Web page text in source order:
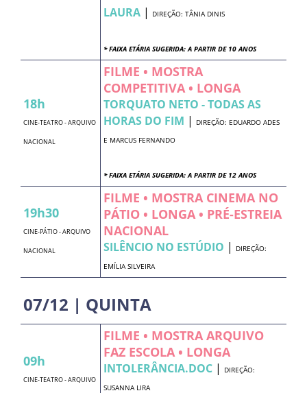
LAURA | DIREÇÃO: TÂNIA DINIS
* FAIXA ETÁRIA SUGERIDA: A PARTIR DE 10 ANOS
18h
CINE-TEATRO - ARQUIVO
NACIONAL
FILME • MOSTRA
COMPETITIVA • LONGA
TORQUATO NETO - TODAS AS
HORAS DO FIM |
DIREÇÃO: EDUARDO ADES
E MARCUS FERNANDO
* FAIXA ETÁRIA SUGERIDA: A PARTIR DE 12 ANOS
19h30
CINE-PÁTIO - ARQUIVO
NACIONAL
FILME • MOSTRA CINEMA NO
PÁTIO • LONGA • PRÉ-ESTREIA
NACIONAL
SILÊNCIO NO ESTÚDIO |
DIREÇÃO:
EMÍLIA SILVEIRA
07/12 | QUINTA
09h
CINE-TEATRO - ARQUIVO
FILME • MOSTRA ARQUIVO
FAZ ESCOLA • LONGA
INTOLERÂNCIA.DOC |
DIREÇÃO:
SUSANNA LIRA